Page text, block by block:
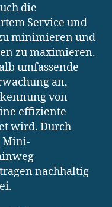
die
Service und
minimieren und
zu maximieren.
umfassende
an,
von
effiziente
wird. Durch
Mini-
nachhaltig